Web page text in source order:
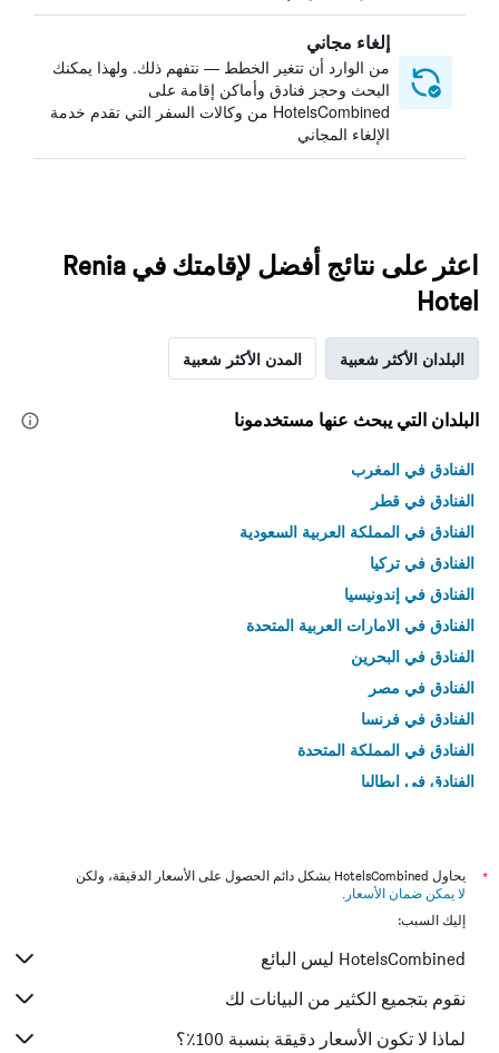
إلغاء مجاني
من الوارد أن تتغير الخطط — نتفهم ذلك. ولهذا يمكنك
البحث وحجز فنادق وأماكن إقامة على
HotelsCombined من وكالات السفر التي تقدم خدمة
الإلغاء المجاني
اعثر على نتائج أفضل لإقامتك في Renia
Hotel
البلدان الأكثر شعبية المدن الأكثر شعبية
البلدان التي يبحث عنها مستخدمونا
الفنادق في المغرب
الفنادق في قطر
الفنادق في المملكة العربية السعودية
الفنادق في تركيا
الفنادق في إندونيسيا
الفنادق في الامارات العربية المتحدة
الفنادق في البحرين
الفنادق في مصر
الفنادق في فرنسا
الفنادق في المملكة المتحدة
الفنادق في إيطاليا
*
يحاول HotelsCombined بشكل دائم الحصول على الأسعار الدقيقة، ولكن
لا يمكن ضمان الأسعار .
إليك السبب:
HotelsCombined ليس البائع
نقوم بتجميع الكثير من البيانات لك
لماذا لا تكون الأسعار دقيقة بنسبة 100٪؟